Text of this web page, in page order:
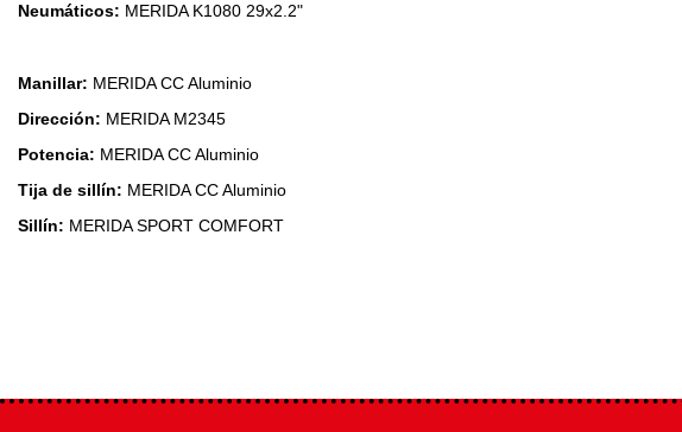
Neumáticos: MERIDA K1080 29x2.2"
Manillar: MERIDA CC Aluminio
Dirección: MERIDA M2345
Potencia: MERIDA CC Aluminio
Tija de sillín: MERIDA CC Aluminio
Sillín: MERIDA SPORT COMFORT